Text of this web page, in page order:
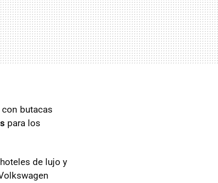
con butacas
para los
de lujo y